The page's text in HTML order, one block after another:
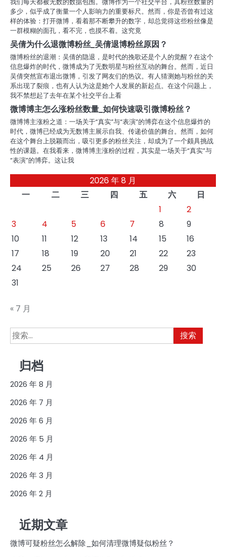
多少，似乎成了衡量一个人影响力的重要标尺。然而，你是否曾有过这
样的体验：打开微博，看着那不断攀升的数字，却总觉得这些粉丝像是
一群模糊的面孔，看不完，也摸不着。这究竟
吴倩为什么退微博粉丝_吴倩退博粉丝原因？
微博粉丝的退潮：吴倩的隐退，是时代的挽歌还是个人的觉醒？在这个
信息爆炸的时代，微博成为了无数明星与粉丝互动的舞台。然而，近日
吴倩突然宣布退出微博，引发了网友们的热议。有人猜测她与粉丝的关
系出现了裂痕，也有人认为这是她个人发展的新起点。在这个问题上，
我不禁想起了去年在某个社交平台上看
微博博主怎么涨粉丝数量_如何快速吸引微博粉丝？
微博博主涨粉之道：一场关于“真实”与“表演”的博弈在这个信息爆炸的
时代，微博已经成为无数博主展示自我、传递价值的舞台。然而，如何
在这个舞台上脱颖而出，吸引更多的粉丝关注，却成为了一个颇具挑战
性的课题。在我看来，微博博主涨粉的过程，其实是一场关于“真实”与
“表演”的博弈。这让我
2026 年 8 月
一
二 三 四 五 六
日
1
2
3
4 5 6 7 8
9
10
11 12 13 14 15
16
17
18 19 20 21 22
23
24
25 26 27 28 29
30
31
« 7 月
搜
索：
归档
2026 年 8 月
2026 年 7 月
2026 年 6 月
2026 年 5 月
2026 年 4 月
2026 年 3 月
2026 年 2 月
近期文章
微博可疑粉丝怎么解除_如何清理微博疑似粉丝？